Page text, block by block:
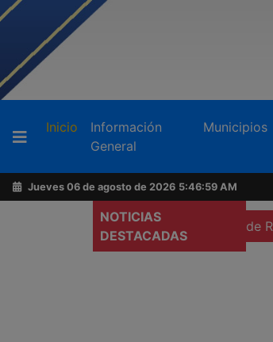
Inicio (current)
Información
General
Municipios
Jueves 06 de agosto de 2026 5:47:01 AM
NOTICIAS
DESTACADAS
preventiva domiciliaria de Ruffo Appel
Buscador
Acerca
de